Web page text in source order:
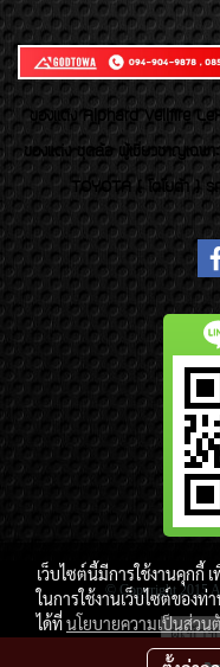
ของเเต่ง Alphard Vellfire
ของแต่ง ชุดล้อ ผู้เชี่ยวชาญเฉพา
TOYOTA ( โตโยต้า ) ร
© Copyright 2015
ผู้เข้า
เว็บไซต์นี้มีการใช้งานคุกกี้
ในการใช้งานเว็บไซต์ของ
ได้ที่นโยบายความเป็นส่วน